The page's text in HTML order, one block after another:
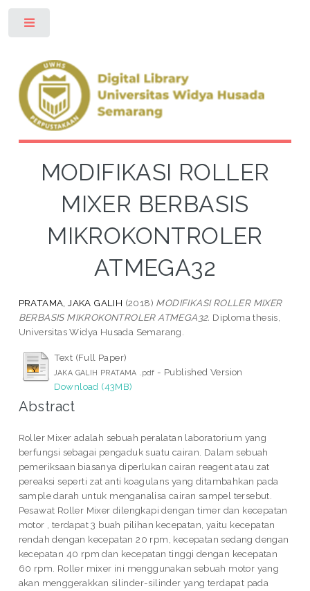
MODIFIKASI ROLLER
MIXER BERBASIS
MIKROKONTROLER
ATMEGA32
PRATAMA, JAKA GALIH (2018) MODIFIKASI ROLLER MIXER
BERBASIS MIKROKONTROLER ATMEGA32. Diploma thesis,
Universitas Widya Husada Semarang.
Text (Full Paper)
JAKA GALIH PRATAMA .pdf - Published Version
Download (43MB)
Abstract
Roller Mixer adalah sebuah peralatan laboratorium yang
berfungsi sebagai pengaduk suatu cairan. Dalam sebuah
pemeriksaan biasanya diperlukan cairan reagent atau zat
pereaksi seperti zat anti koagulans yang ditambahkan pada
sample darah untuk menganalisa cairan sampel tersebut.
Pesawat Roller Mixer dilengkapi dengan timer dan kecepatan
motor , terdapat 3 buah pilihan kecepatan, yaitu kecepatan
rendah dengan kecepatan 20 rpm, kecepatan sedang dengan
kecepatan 40 rpm dan kecepatan tinggi dengan kecepatan
60 rpm. Roller mixer ini menggunakan sebuah motor yang
akan menggerakkan silinder-silinder yang terdapat pada